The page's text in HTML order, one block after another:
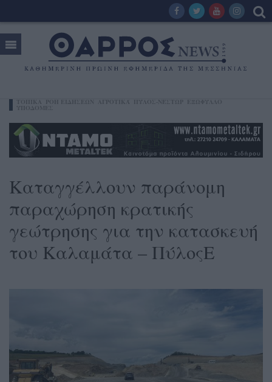
Καταγγέλλουν παράνομη
παραχώρηση κρατικής
γεώτρησης για την κατασκευή
του Καλαμάτα – ΠύλοςE